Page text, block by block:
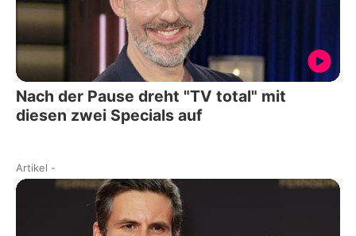
Nach der Pause dreht "TV total" mit
diesen zwei Specials auf
Artikel -